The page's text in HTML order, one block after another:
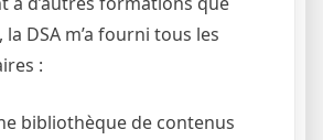
la DSA m’a fourni tous les
:
bibliothèque de contenus